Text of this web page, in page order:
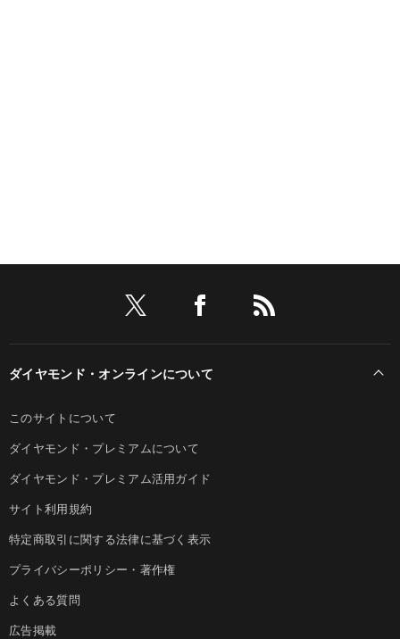
ダイヤモンド・オンラインについて
このサイトについて
ダイヤモンド・プレミアムについて
ダイヤモンド・プレミアム活用ガイド
サイト利用規約
特定商取引に関する法律に基づく表示
プライバシーポリシー・著作権
よくある質問
広告掲載